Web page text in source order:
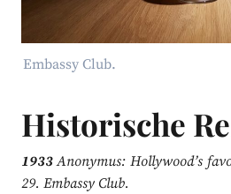
Embassy Club.
Historische
1933Anonymus: Hollywood’s
29. Embassy Club.